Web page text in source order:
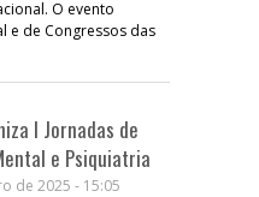
O evento
e de Congressos das
I Jornadas de
e Psiquiatria
de 2025 - 15:05